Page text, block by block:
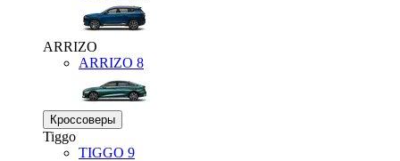
ARRIZO
ARRIZO 8
Кроссоверы
Tiggo
TIGGO 9